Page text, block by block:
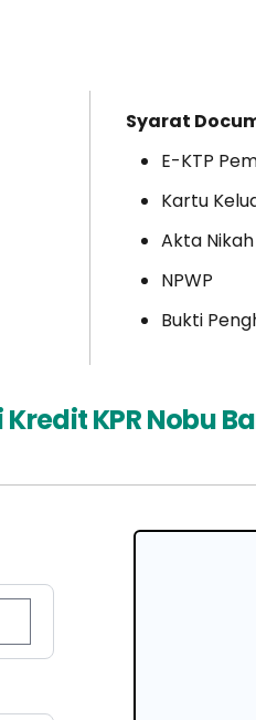
Syarat
E-KTP
Kartu
Akta
NPWP
Bukti
KPR Nobu